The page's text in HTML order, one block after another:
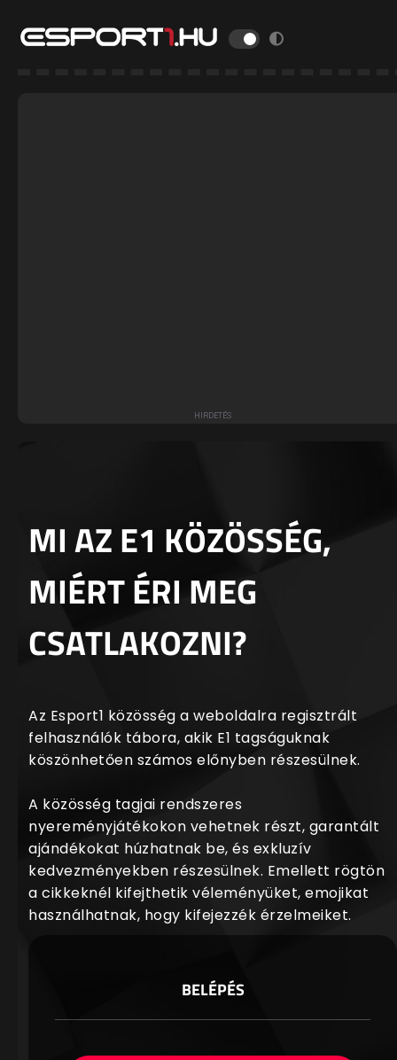
MI AZ E1 KÖZÖSSÉG,
MIÉRT ÉRI MEG
CSATLAKOZNI?
Az Esport1 közösség a weboldalra regisztrált
felhasználók tábora, akik E1 tagságuknak
köszönhetően számos előnyben részesülnek.
A közösség tagjai rendszeres
nyereményjátékokon vehetnek részt, garantált
ajándékokat húzhatnak be, és exkluzív
kedvezményekben részesülnek. Emellett rögtön
a cikkeknél kifejthetik véleményüket, emojikat
használhatnak, hogy kifejezzék érzelmeiket.
BELÉPÉS